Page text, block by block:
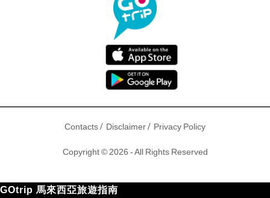
Contacts/ Disclaimer/ Privacy Policy
Copyright © 2026 - All Rights Reserved
GOtrip 馬來西亞旅遊指南